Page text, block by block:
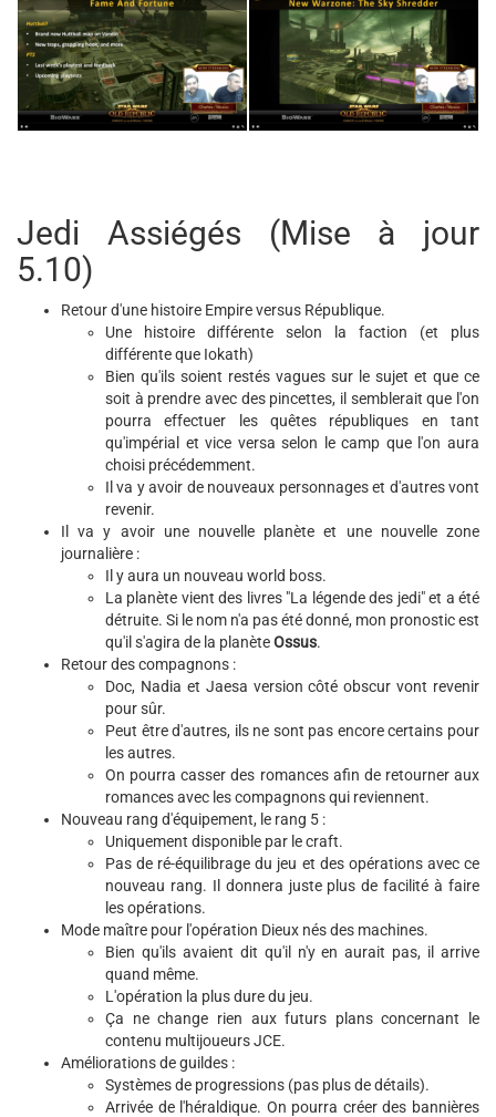
Jedi Assiégés (Mise à jour
5.10)
Retour d'une histoire Empire versus République.
Une histoire différente selon la faction (et plus
différente que Iokath)
Bien qu'ils soient restés vagues sur le sujet et que ce
soit à prendre avec des pincettes, il semblerait que l'on
pourra effectuer les quêtes républiques en tant
qu'impérial et vice versa selon le camp que l'on aura
choisi précédemment.
Il va y avoir de nouveaux personnages et d'autres vont
revenir.
Il va y avoir une nouvelle planète et une nouvelle zone
journalière :
Il y aura un nouveau world boss.
La planète vient des livres "La légende des jedi" et a été
détruite. Si le nom n'a pas été donné, mon pronostic est
qu'il s'agira de la planèteOssus.
Retour des compagnons :
Doc, Nadia et Jaesa version côté obscur vont revenir
pour sûr.
Peut être d'autres, ils ne sont pas encore certains pour
les autres.
On pourra casser des romances afin de retourner aux
romances avec les compagnons qui reviennent.
Nouveau rang d'équipement, le rang 5 :
Uniquement disponible par le craft.
Pas de ré-équilibrage du jeu et des opérations avec ce
nouveau rang. Il donnera juste plus de facilité à faire
les opérations.
Mode maître pour l'opération Dieux nés des machines.
Bien qu'ils avaient dit qu'il n'y en aurait pas, il arrive
quand même.
L'opération la plus dure du jeu.
Ça ne change rien aux futurs plans concernant le
contenu multijoueurs JCE.
Améliorations de guildes :
Systèmes de progressions (pas plus de détails).
Arrivée de l'héraldique. On pourra créer des bannières